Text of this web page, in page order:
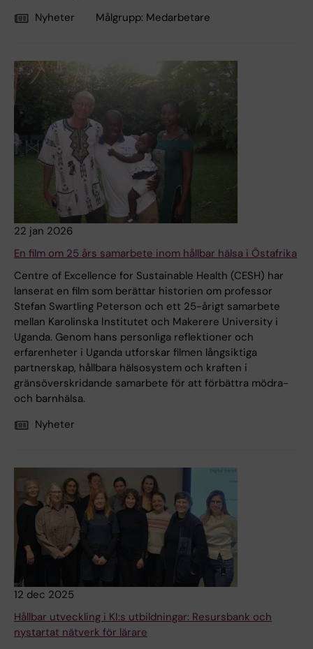
Nyheter
Målgrupp: Medarbetare
22 jan 2026
En film om 25 års samarbete inom hållbar hälsa i Östafrika
Centre of Excellence for Sustainable Health (CESH) har
lanserat en film som berättar historien om professor
Stefan Swartling Peterson och ett 25-årigt samarbete
mellan Karolinska Institutet och Makerere University i
Uganda. Genom hans personliga reflektioner och
erfarenheter i Uganda utforskar filmen långsiktiga
partnerskap, hållbara hälsosystem och kraften i
gränsöverskridande samarbete för att förbättra mödra-
och barnhälsa.
Nyheter
12 dec 2025
Hållbar utveckling i KI:s utbildningar: Resursbank och
nystartat nätverk för lärare